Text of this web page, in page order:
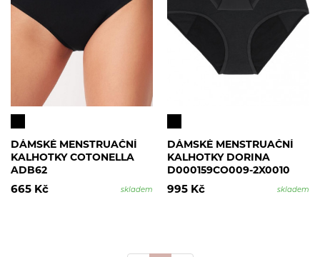
DÁMSKÉ MENSTRUAČNÍ
KALHOTKY COTONELLA
ADB62
665 Kč
skladem
DÁMSKÉ MENSTRUAČNÍ
KALHOTKY DORINA
D000159CO009-2X0010
NOC
995 Kč skladem